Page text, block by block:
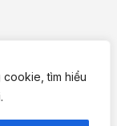
tìm hiểu
nội bộ tham khảo;